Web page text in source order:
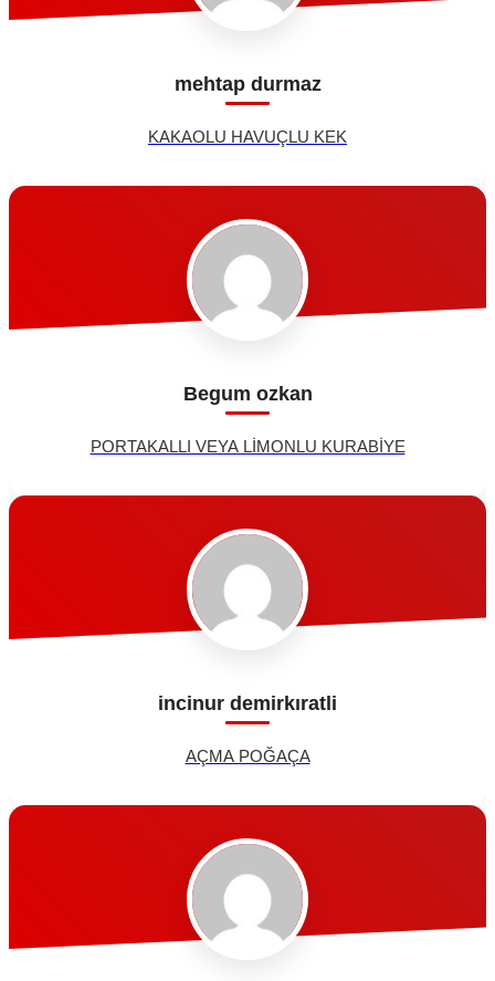
mehtap durmaz
KAKAOLU HAVUÇLU KEK
Begum ozkan
PORTAKALLI VEYA LİMONLU KURABİYE
incinur demirkıratli
AÇMA POĞAÇA